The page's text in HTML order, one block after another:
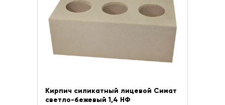
Кирпич силикатный лицевой Симат
светло-бежевый 1,4 НФ